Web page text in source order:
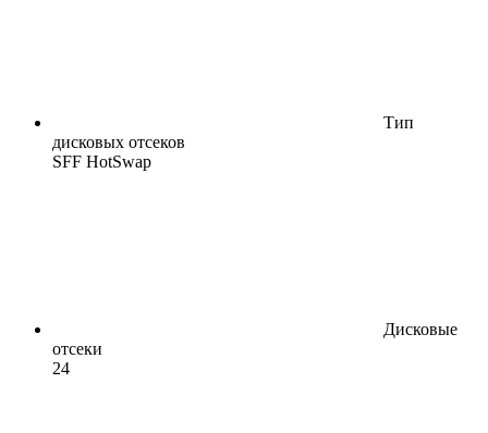
Тип
дисковых отсеков
SFF HotSwap
Дисковые
отсеки
24